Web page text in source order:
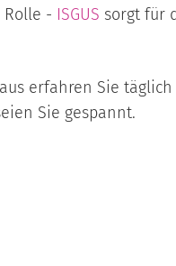
- ISGUS sorgt für
erfahren Sie
Sie gespannt.